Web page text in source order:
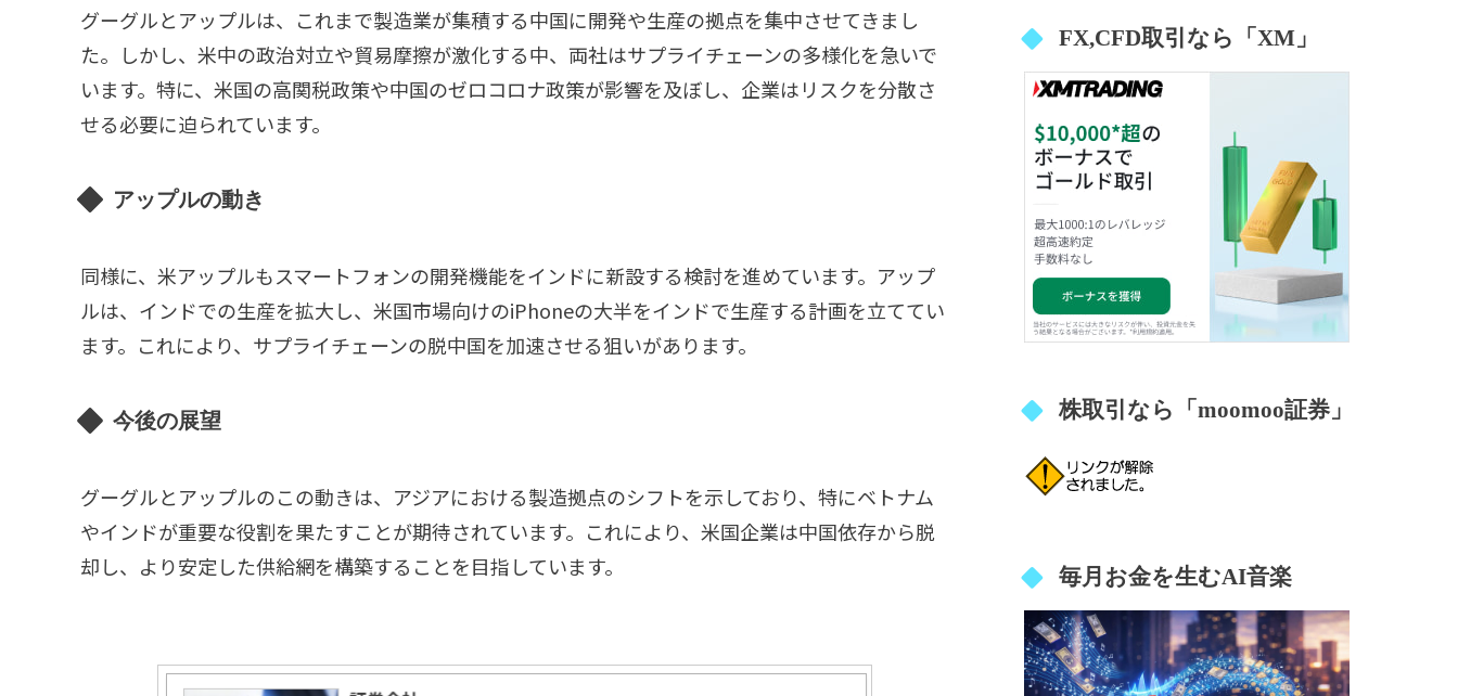
グーグルとアップルは、これまで製造業が集積する中国に開発や生産の拠点を集中させてきまし
た。しかし、米中の政治対立や貿易摩擦が激化する中、両社はサプライチェーンの多様化を急いで
います。特に、米国の高関税政策や中国のゼロコロナ政策が影響を及ぼし、企業はリスクを分散さ
せる必要に迫られています。
アップルの動き
同様に、米アップルもスマートフォンの開発機能をインドに新設する検討を進めています。アップ
ルは、インドでの生産を拡大し、米国市場向けのiPhoneの大半をインドで生産する計画を立ててい
ます。これにより、サプライチェーンの脱中国を加速させる狙いがあります。
今後の展望
グーグルとアップルのこの動きは、アジアにおける製造拠点のシフトを示しており、特にベトナム
やインドが重要な役割を果たすことが期待されています。これにより、米国企業は中国依存から脱
却し、より安定した供給網を構築することを目指しています。
FX,CFD取引なら「XM」
株取引なら「moomoo証券」
毎月お金を生むAI音楽